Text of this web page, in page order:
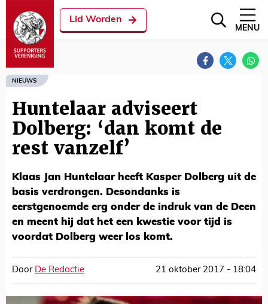
Lid Worden
MENU
NIEUWS
Huntelaar adviseert
Dolberg: ‘dan komt de
rest vanzelf’
Klaas Jan Huntelaar heeft Kasper Dolberg uit de
basis verdrongen. Desondanks is
eerstgenoemde erg onder de indruk van de Deen
en meent hij dat het een kwestie voor tijd is
voordat Dolberg weer los komt.
Door De Redactie 21 oktober 2017 - 18:04